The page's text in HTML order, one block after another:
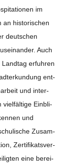
im
an his­to­ri­schen
deut­schen
Auch
erfuh­ren
ent­
und inter­
viel­fäl­tige Ein­bli­
und
Zusam­
Zer­ti­fi­kats­ver­
eine berei­